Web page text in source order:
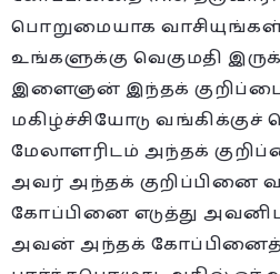
பொறுமையாக
உங்களுக்கு வெகுமதி
இளைஞன் இந்தக் குறிப்பை
மகிழ்ச்சியோடு வங்கிக்குச்
மேலாளரிடம் அந்தக்
அவர் அந்தக் குறிப்பினை
கோப்பினை எடுத்து
அவன் அந்தக் கோப்பினைத்